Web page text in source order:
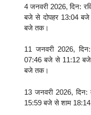
4 जनवरी 2026, दिन:
बजे से दोपहर 13:04
बजे तक।
11 जनवरी 2026,
07:46 बजे से 11:12
बजे तक।
13 जनवरी 2026, दिन:
15:59 बजे से शाम